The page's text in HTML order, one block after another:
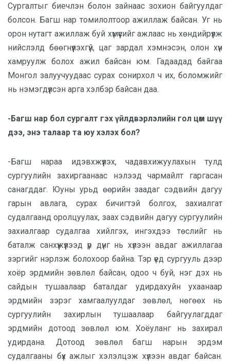
Сургалтыг биечлэн болон зайнаас зохион байгуулдаг
болсон. Багш нар томилолтоор ажиллаж байсан. Уг нь
орон нутагт ажиллаж буй хүмүүсийг ажлаас нь хөндийрүүлж
нийслэлд бөөгнүүлэхгүй, цаг зардал хэмнэсэн, олон хүн
хамруулж болох ажил байсан юм. Гадаадад байгаа
Монгол залуучуудаас сурах сонирхол ч их, боломжийг
нь нэмэгдүүлсэн арга хэлбэр байсан даа.
-Багш нар бол сургалт гэх үйлдвэрлэлийн гол цөм шүү
дээ, энэ талаар та юу хэлэх бол?
-Багш нараа идэвхжүүлэх, чадавхижуулахын тулд
сургуулийн захиргаанаас нэлээд чармайлт гаргасан
санагддаг. Юуны урьд өөрийн заадаг сэдвийн дагуу
гарын авлага, сурах бичигтэй болгох, захиалгат
судалгаанд оролцуулах, заах сэдвийн дагуу сургуулийн
захиалгаар судалгаа хийлгэх, ингэхдээ төслийг нь
баталж санхүүжүүлээд үр дүнг нь хүлээн авдаг ажиллагаа
зэргийг нэрлэж болохоор байна. Тэр үед сургууль дээр
хоёр эрдмийн зөвлөл байсан, одоо ч буй, нэг дэх нь
сайдын тушаалаар баталдаг удирдахуйн ухаанаар
эрдмийн зэрэг хамгаалуулдаг зөвлөл, нөгөөх нь
сургуулийн захирлын тушаалаар байгуулагддаг
эрдмийн дотоод зөвлөл юм. Хоёуланг нь захирал
удирдана. Дотоод зөвлөл багш нарын эрдэм
судалгааны бүх ажлыг хэлэлцэж хүлээн авдаг байсан.